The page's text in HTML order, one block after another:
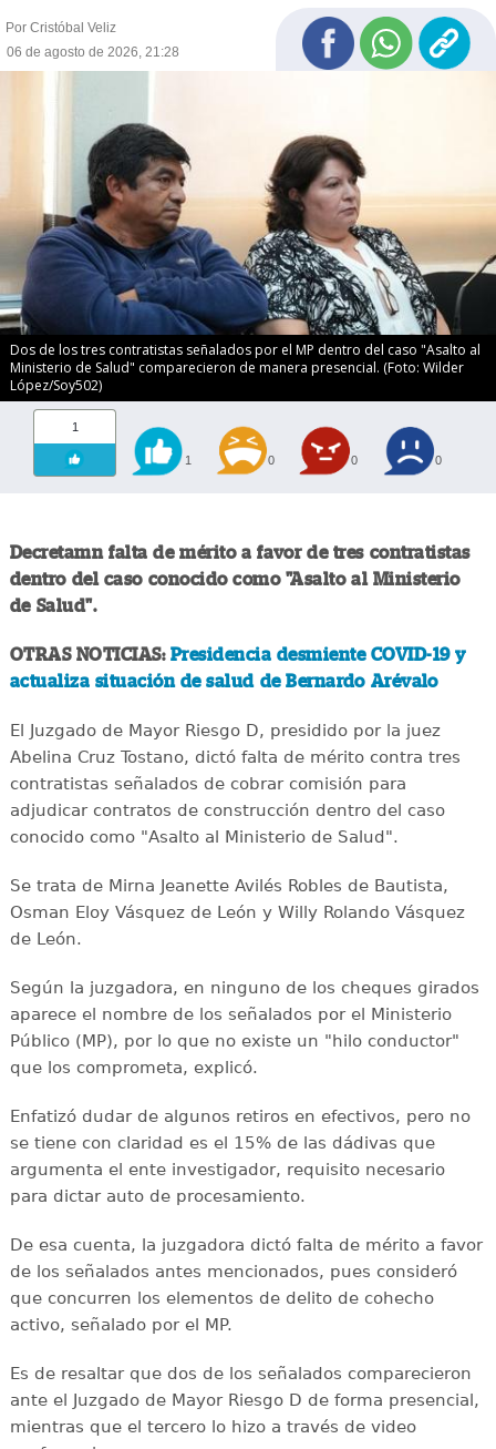
Por Cristóbal Veliz
06 de agosto de 2026, 21:28
Dos de los tres contratistas señalados por el MP dentro del caso "Asalto al
Ministerio de Salud" comparecieron de manera presencial. (Foto: Wilder
López/Soy502)
1
1 0 0 0
Decretamn falta de mérito a favor de tres contratistas
dentro del caso conocido como "Asalto al Ministerio
de Salud".
OTRAS NOTICIAS: Presidencia desmiente COVID-19 y
actualiza situación de salud de Bernardo Arévalo
El Juzgado de Mayor Riesgo D, presidido por la juez
Abelina Cruz Tostano, dictó falta de mérito contra tres
contratistas señalados de cobrar comisión para
adjudicar contratos de construcción dentro del caso
conocido como "Asalto al Ministerio de Salud".
Se trata de Mirna Jeanette Avilés Robles de Bautista,
Osman Eloy Vásquez de León y Willy Rolando Vásquez
de León.
Según la juzgadora, en ninguno de los cheques girados
aparece el nombre de los señalados por el Ministerio
Público (MP), por lo que no existe un "hilo conductor"
que los comprometa, explicó.
Enfatizó dudar de algunos retiros en efectivos, pero no
se tiene con claridad es el 15% de las dádivas que
argumenta el ente investigador, requisito necesario
para dictar auto de procesamiento.
De esa cuenta, la juzgadora dictó falta de mérito a favor
de los señalados antes mencionados, pues consideró
que concurren los elementos de delito de cohecho
activo, señalado por el MP.
Es de resaltar que dos de los señalados comparecieron
ante el Juzgado de Mayor Riesgo D de forma presencial,
mientras que el tercero lo hizo a través de video